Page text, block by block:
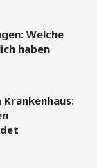
Welche
haben